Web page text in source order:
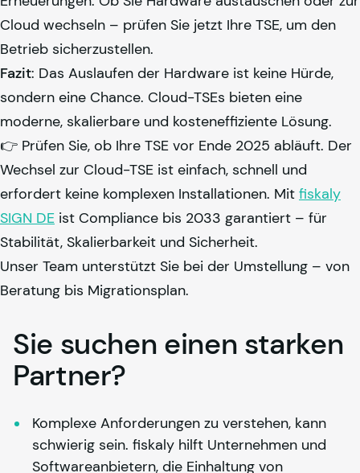
Cloud wechseln – prüfen Sie jetzt Ihre TSE, um den
Betrieb sicherzustellen.
Fazit: Das Auslaufen der Hardware ist keine Hürde,
sondern eine Chance. Cloud-TSEs bieten eine
moderne, skalierbare und kosteneffiziente Lösung.
👉 Prüfen Sie, ob Ihre TSE vor Ende 2025 abläuft. Der
Wechsel zur Cloud-TSE ist einfach, schnell und
erfordert keine komplexen Installationen. Mit fiskaly
SIGN DE ist Compliance bis 2033 garantiert – für
Stabilität, Skalierbarkeit und Sicherheit.
Unser Team unterstützt Sie bei der Umstellung – von
Beratung bis Migrationsplan.
Sie suchen einen starken
Partner?
Komplexe Anforderungen zu verstehen, kann
schwierig sein. fiskaly hilft Unternehmen und
Softwareanbietern, die Einhaltung von